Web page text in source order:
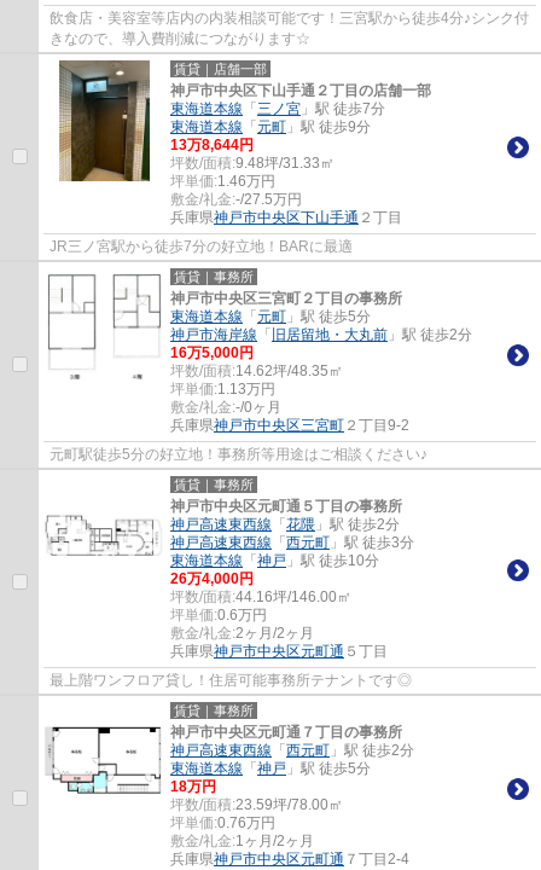
飲食店・美容室等店内の内装相談可能です！三宮駅から徒歩4分♪シンク付
きなので、導入費削減につながります☆
賃貸｜店舗一部
神戸市中央区下山手通２丁目の店舗一部
東海道本線 「 三ノ宮 」駅 徒歩7分
東海道本線 「 元町 」駅 徒歩9分
13万8,644円
坪数/面積:9.48坪/31.33㎡
坪単価:1.46万円
敷金/礼金:-/27.5万円
兵庫県神戸市中央区下山手通 ２丁目
JR三ノ宮駅から徒歩7分の好立地！BARに最適
賃貸｜事務所
神戸市中央区三宮町２丁目の事務所
東海道本線 「 元町 」駅 徒歩5分
神戸市海岸線 「 旧居留地・大丸前 」駅 徒歩2分
16万5,000円
坪数/面積:14.62坪/48.35㎡
坪単価:1.13万円
敷金/礼金:-/0ヶ月
兵庫県神戸市中央区三宮町 ２丁目9-2
元町駅徒歩5分の好立地！事務所等用途はご相談ください♪
賃貸｜事務所
神戸市中央区元町通５丁目の事務所
神戸高速東西線 「 花隈 」駅 徒歩2分
神戸高速東西線 「 西元町 」駅 徒歩3分
東海道本線 「 神戸 」駅 徒歩10分
26万4,000円
坪数/面積:44.16坪/146.00㎡
坪単価:0.6万円
敷金/礼金:2ヶ月/2ヶ月
兵庫県神戸市中央区元町通 ５丁目
最上階ワンフロア貸し！住居可能事務所テナントです◎
賃貸｜事務所
神戸市中央区元町通７丁目の事務所
神戸高速東西線 「 西元町 」駅 徒歩2分
東海道本線 「 神戸 」駅 徒歩5分
18万円
坪数/面積:23.59坪/78.00㎡
坪単価:0.76万円
敷金/礼金:1ヶ月/2ヶ月
兵庫県神戸市中央区元町通 ７丁目2-4